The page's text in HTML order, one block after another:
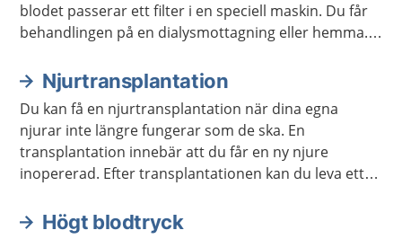
blodet passerar ett filter i en speciell maskin. Du får
behandlingen på en dialysmottagning eller hemma.
med dialys.
Njurtransplantation
Du kan få en njurtransplantation när dina egna
njurar inte längre fungerar som de ska. En
transplantation innebär att du får en ny njure
inopererad. Efter transplantationen kan du leva ett
och gå på kontroller resten av livet.
Högt blodtryck